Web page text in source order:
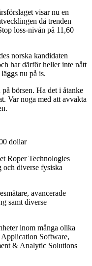
visar nu en
då trenden
loss-nivån på 11,60
norska kandidaten
har därför heller inte nått
nu på is.
börsen. Ha det i åtanke
Var noga med att avvakta
dollar
Roper Technologies
och diverse fysiska
avancerade
samt diverse
inom många olika
Application Software,
& Analytic Solutions